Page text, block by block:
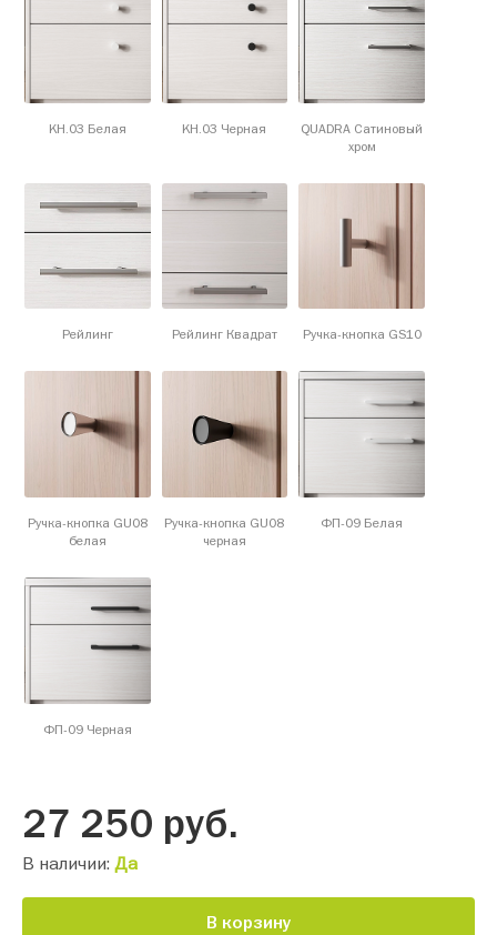
KH.03 Белая KH.03 Черная
QUADRA Сатиновый
хром
Рейлинг Рейлинг Квадрат Ручка-кнопка GS10
Ручка-кнопка GU08
белая
Ручка-кнопка GU08
черная
ФП-09 Белая
ФП-09 Черная
27 250 руб.
В наличии: Да
В корзину